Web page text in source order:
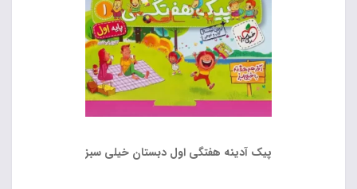
پیک آدینه هفتگی اول دبستان خیلی سبز